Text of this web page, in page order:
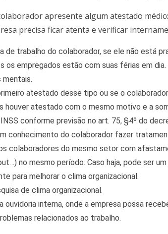
apresente algum atestado
precisa ficar atenta e verificar
de trabalho do colaborador, se ele não está
os empregados estão com suas férias em
mentais.
atestado desse tipo ou se o
houver atestado com o mesmo motivo e a
conforme previsão no art. 75, §4º do
conhecimento do colaborador fazer
colaboradores do mesmo setor com
no mesmo período. Caso haja, pode ser
para melhorar o clima organizacional.
de clima organizacional.
ouvidoria interna, onde a empresa possa
relacionados ao trabalho.